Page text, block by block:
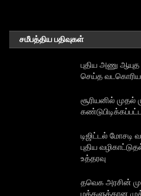
சமீபத்திய பதிவுகள்
புதிய அணு
செய்த
சூரியனில் முதல்
டிஜிட்டல்
புதிய
உத்தரவு
தவெக அரசின்
மக்களுக்கான